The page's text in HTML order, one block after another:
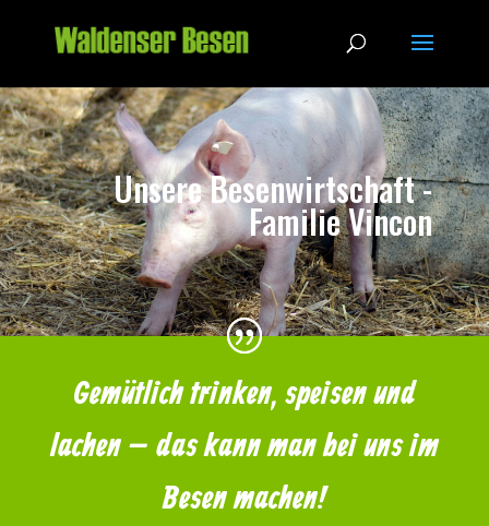
Unsere Besenwirtschaft -
Familie Vincon
Gemütlich trinken, speisen und
lachen – das kann man bei uns im
Besen machen!